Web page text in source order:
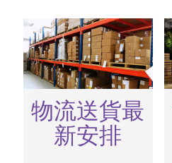
物流送貨最
新安排